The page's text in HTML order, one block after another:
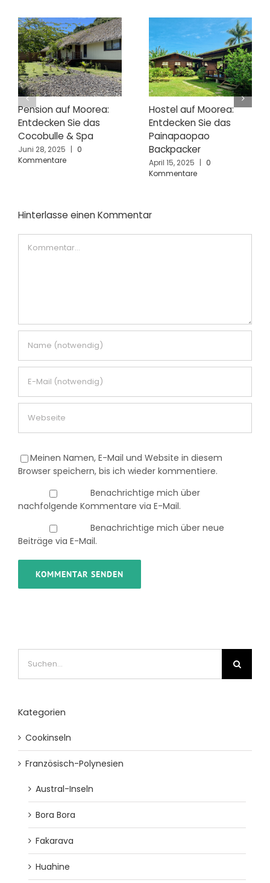
Pension auf Moorea:
Entdecken Sie das
Cocobulle & Spa
Juni 28, 2025 | 0
Kommentare
Hostel auf Moorea:
Entdecken Sie das
Painapaopao
Backpacker
April 15, 2025 | 0
Kommentare
Hinterlasse einen Kommentar
Meinen Namen, E-Mail und Website in diesem
Browser speichern, bis ich wieder kommentiere.
Benachrichtige mich über
nachfolgende Kommentare via E-Mail.
Benachrichtige mich über neue
Beiträge via E-Mail.
nach:
Kategorien
Cookinseln
Französisch-Polynesien
Austral-Inseln
Bora Bora
Fakarava
Huahine